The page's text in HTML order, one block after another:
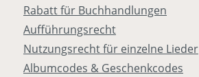
Rabatt für Buchhandlungen
Aufführungsrecht
Nutzungsrecht für einzelne Lieder
Albumcodes & Geschenkcodes